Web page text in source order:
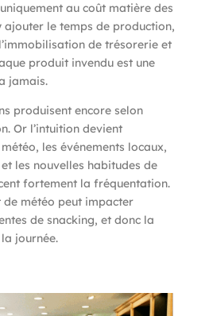
au coût matière des
le temps de production,
de trésorerie et
produit invendu est une
jamais.
produisent encore selon
Or l’intuition devient
les événements locaux,
les nouvelles habitudes de
fortement la fréquentation.
de météo peut impacter
de snacking, et donc la
journée.